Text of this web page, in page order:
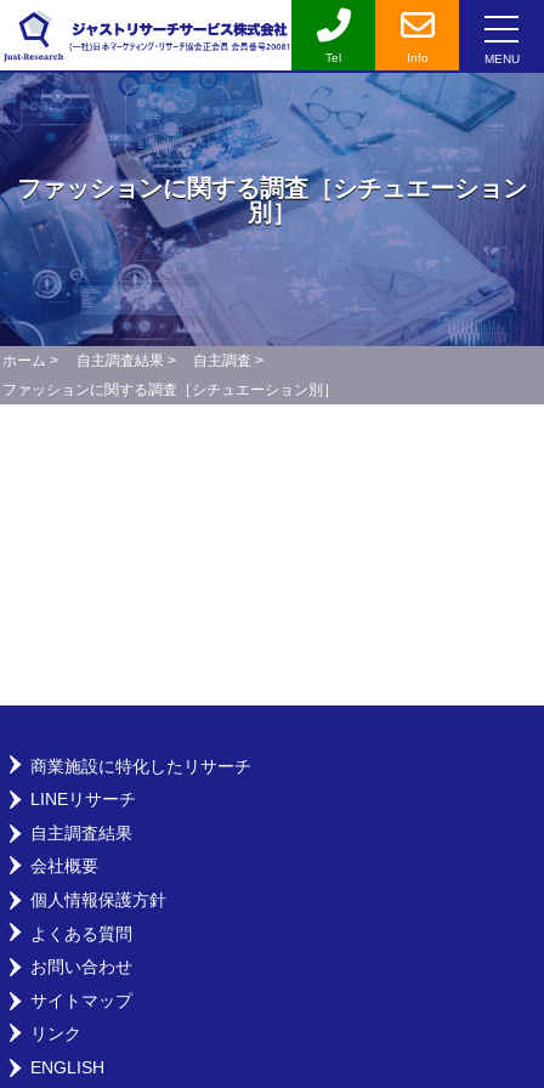
Tel Info MENU
ファッションに関する調査［シチュエーション
別］
ホーム > 自主調査結果> 自主調査 >
ファッションに関する調査［シチュエーション別］
商業施設に特化したリサーチ
LINEリサーチ
自主調査結果
会社概要
個人情報保護方針
よくある質問
お問い合わせ
サイトマップ
リンク
ENGLISH